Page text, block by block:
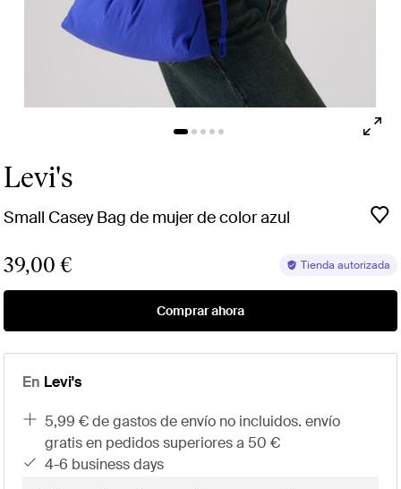
Levi's
Small Casey Bag de mujer de color azul
39,00 € Tienda autorizada
Comprar ahora
En Levi's
5,99 € de gastos de envío no incluidos. envío
gratis en pedidos superiores a 50 €
4-6 business days